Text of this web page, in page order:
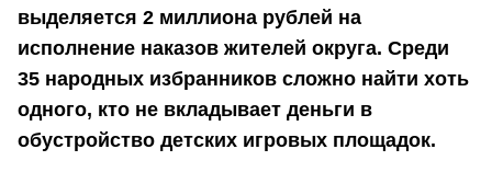
выделяется 2 миллиона рублей на
исполнение наказов жителей округа. Среди
35 народных избранников сложно найти хоть
одного, кто не вкладывает деньги в
обустройство детских игровых площадок.